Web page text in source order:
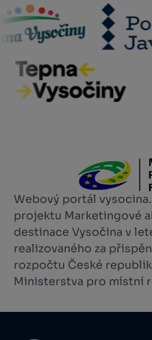
Webový portál
projektu Marketingové
destinace Vysočina v
realizovaného za
rozpočtu České
Ministerstva pro místní